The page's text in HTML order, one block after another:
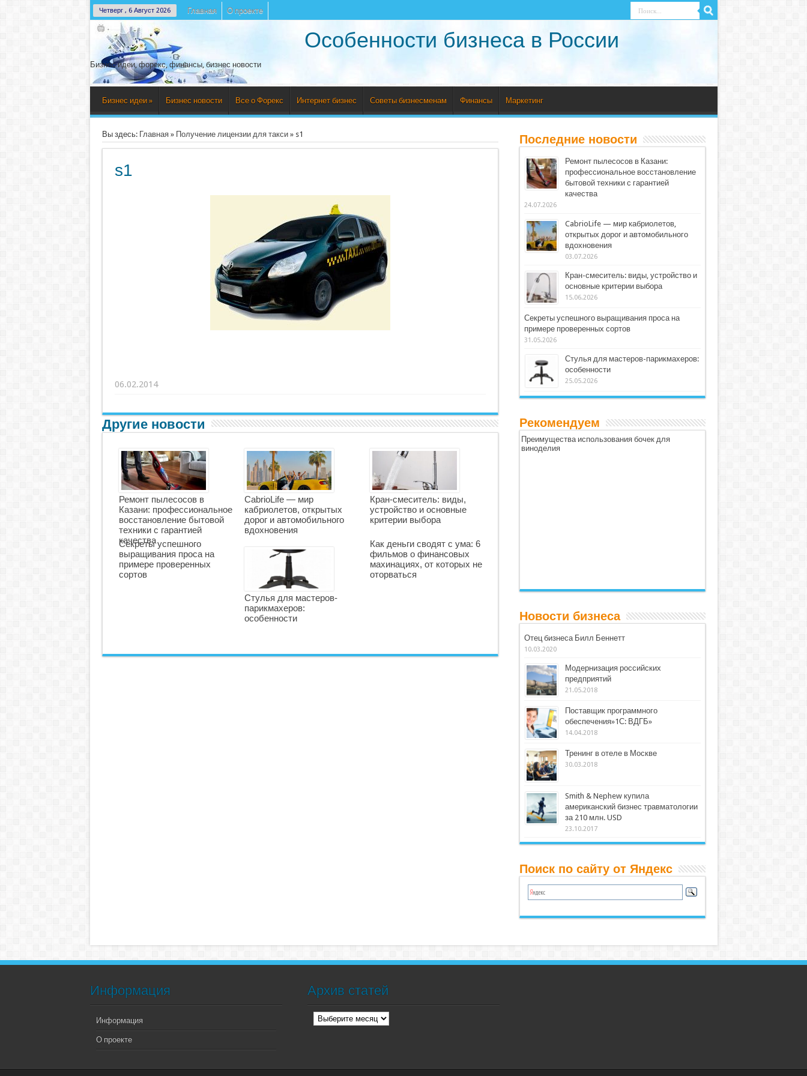
Четверг , 6 Август 2026 Главная О проекте
Особенности бизнеса в России
Бизнес идеи, форекс, финансы, бизнес новости
Бизнес идеи » Бизнес новости Все о Форекс Интернет бизнес Советы бизнесменам Финансы Маркетинг
Вы здесь: Главная» Получение лицензии для такси» s1
s1
06.02.2014
Другие новости
Ремонт пылесосов в
Казани: профессиональное
восстановление бытовой
техники с гарантией
качества
CabrioLife — мир
кабриолетов, открытых
дорог и автомобильного
вдохновения
Кран-смеситель: виды,
устройство и основные
критерии выбора
Секреты успешного
выращивания проса на
примере проверенных
сортов
Стулья для мастеров-
парикмахеров:
особенности
Как деньги сводят с ума: 6
фильмов о финансовых
махинациях, от которых не
оторваться
Последние новости
Ремонт пылесосов в Казани:
профессиональное восстановление
бытовой техники с гарантией
качества
24.07.2026
CabrioLife — мир кабриолетов,
открытых дорог и автомобильного
вдохновения
03.07.2026
Кран-смеситель: виды, устройство и
основные критерии выбора
15.06.2026
Секреты успешного выращивания проса на
примере проверенных сортов
31.05.2026
Стулья для мастеров-парикмахеров:
особенности
25.05.2026
Рекомендуем
Преимущества использования бочек для
виноделия
Новости бизнеса
Отец бизнеса Билл Беннетт
10.03.2020
Модернизация российских
предприятий
21.05.2018
Поставщик программного
обеспечения»1С: ВДГБ»
14.04.2018
Тренинг в отеле в Москве
30.03.2018
Smith & Nephew купила
американский бизнес травматологии
за 210 млн. USD
23.10.2017
Поиск по сайту от Яндекс
Информация
Информация
О проекте
Архив статей
Архив
статей